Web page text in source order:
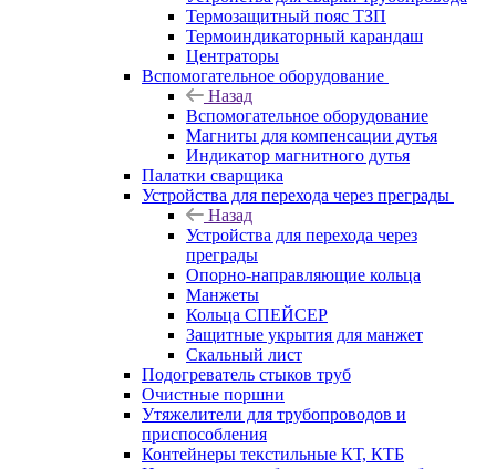
Термозащитный пояс ТЗП
Термоиндикаторный карандаш
Центраторы
Вспомогательное оборудование
Назад
Вспомогательное оборудование
Магниты для компенсации дутья
Индикатор магнитного дутья
Палатки сварщика
Устройства для перехода через преграды
Назад
Устройства для перехода через
преграды
Опорно-направляющие кольца
Манжеты
Кольца СПЕЙСЕР
Защитные укрытия для манжет
Скальный лист
Подогреватель стыков труб
Очистные поршни
Утяжелители для трубопроводов и
приспособления
Контейнеры текстильные КТ, КТБ